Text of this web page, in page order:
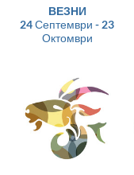
ВЕЗНИ
24 Септември - 23
Октомври